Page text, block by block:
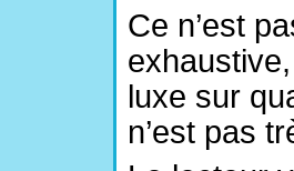
Ce n’est
luxe sur
n’est pas